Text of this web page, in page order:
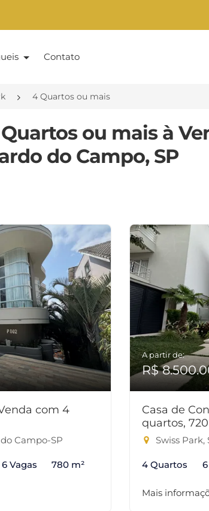
Contato
4 Quartos ou mais
ou mais à
do Campo, SP
com 4
Campo-SP
6 Vagas 780 m²
A partir de:
R$
Casa de
quartos,
Swiss
4 Quartos
Mais